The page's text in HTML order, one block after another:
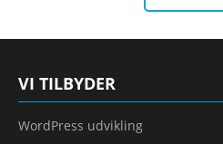
VI TILBYDER
WordPress udvikling